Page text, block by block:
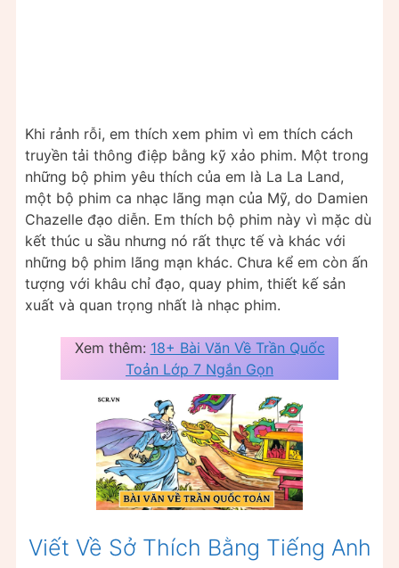
Khi rảnh rỗi, em thích xem phim vì em thích cách
truyền tải thông điệp bằng kỹ xảo phim. Một trong
những bộ phim yêu thích của em là La La Land,
một bộ phim ca nhạc lãng mạn của Mỹ, do Damien
Chazelle đạo diễn. Em thích bộ phim này vì mặc dù
kết thúc u sầu nhưng nó rất thực tế và khác với
những bộ phim lãng mạn khác. Chưa kể em còn ấn
tượng với khâu chỉ đạo, quay phim, thiết kế sản
xuất và quan trọng nhất là nhạc phim.
Xem thêm: 18+ Bài Văn Về Trần Quốc
Toản Lớp 7 Ngắn Gọn
Viết Về Sở Thích Bằng Tiếng Anh